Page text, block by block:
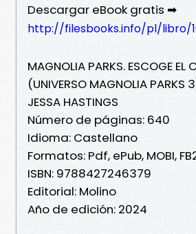
Descargar eBook gratis ➡
http://filesbooks.info/pl/libro/
MAGNOLIA PARKS. ESCOGE EL
(UNIVERSO MAGNOLIA PARKS
JESSA HASTINGS
Número de páginas: 640
Idioma: Castellano
Formatos: Pdf, ePub, MOBI,
ISBN: 9788427246379
Editorial: Molino
Año de edición: 2024